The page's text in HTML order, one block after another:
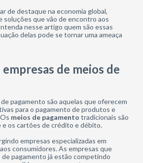
de destaque na economia global,
soluções que vão de encontro aos
nesse artigo quem são essas
delas pode se tornar uma ameaça
empresas de meios de
pagamento são aquelas que oferecem
para o pagamento de produtos e
meios de pagamento tradicionais são
e os cartões de crédito e débito.
empresas especializadas em
consumidores. As empresas que
pagamento já estão competindo